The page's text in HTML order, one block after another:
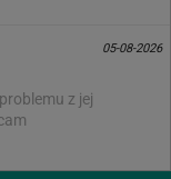
05-08-2026
z jej